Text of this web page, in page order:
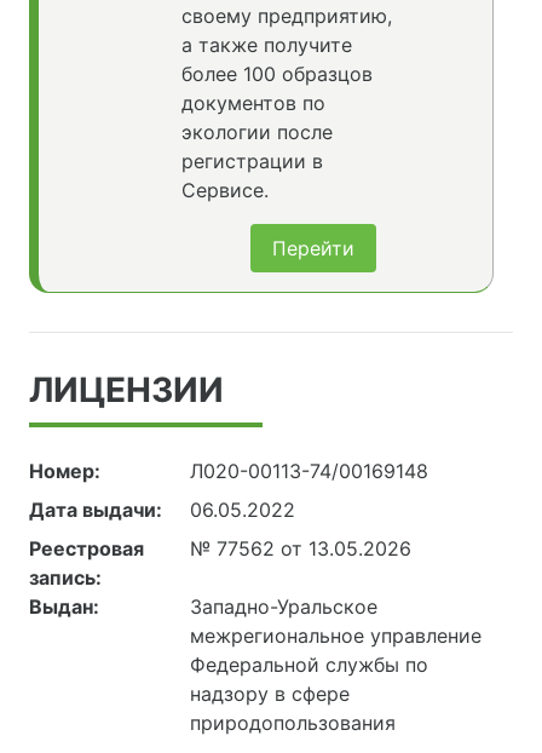
своему предприятию,
а также получите
более 100 образцов
документов по
экологии после
регистрации в
Сервисе.
Перейти
ЛИЦЕНЗИИ
Номер:
Л020-00113-74/00169148
Дата выдачи:
06.05.2022
Реестровая
запись:
№ 77562 от 13.05.2026
Выдан:
Западно-Уральское
межрегиональное управление
Федеральной службы по
надзору в сфере
природопользования